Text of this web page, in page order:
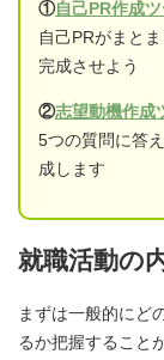
①自己PR作成
自己PRがまと
完成させよう
②志望動機作成
5つの質問に答
成します
就職活動の
まずは一般的にど
るか把握すること